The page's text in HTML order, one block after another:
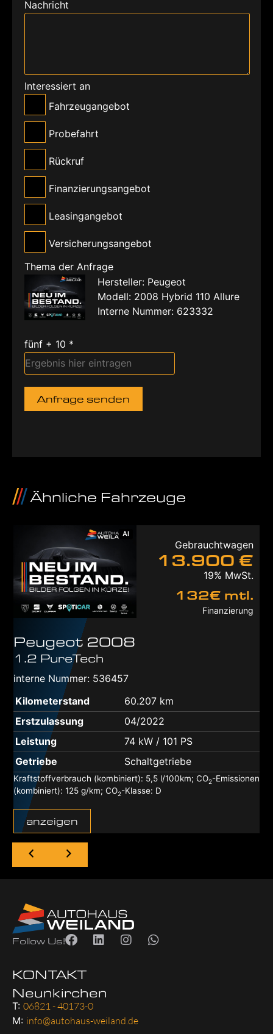
Nachricht
Interessiert an
Fahrzeugangebot
Probefahrt
Rückruf
Finanzierungsangebot
Leasingangebot
Versicherungsangebot
Thema der Anfrage
Hersteller: Peugeot
Modell: 2008 Hybrid 110 Allure
Interne Nummer: 623332
fünf + 10 *
Anfrage senden
Ähnliche Fahrzeuge
AI
Gebrauchtwagen
13.900 €
19% MwSt.
132€ mtl.
Finanzierung
Peugeot 2008
1.2 PureTech
interne Nummer: 536457
Kilometerstand
60.207 km
Erstzulassung
04/2022
Leistung
74 kW / 101 PS
Getriebe
Schaltgetriebe
Kraftstoffverbrauch (kombiniert): 5,5 l/100km; CO2-Emissionen
(kombiniert): 125 g/km; CO2-Klasse: D
anzeigen
Follow Us!
KONTAKT
Neunkirchen
T: 06821 - 40173-0
M: info@autohaus-weiland.de